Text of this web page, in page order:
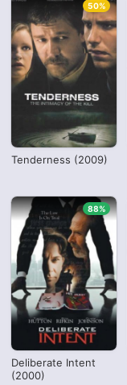
Tenderness (2009)
50%
Deliberate Intent
(2000)
88%